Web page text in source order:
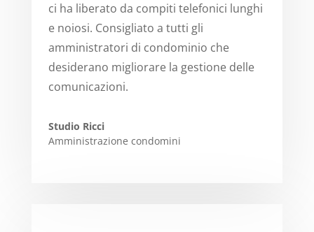
ci ha liberato da compiti telefonici lunghi
e noiosi. Consigliato a tutti gli
amministratori di condominio che
desiderano migliorare la gestione delle
comunicazioni.
Studio Ricci
Amministrazione condomini